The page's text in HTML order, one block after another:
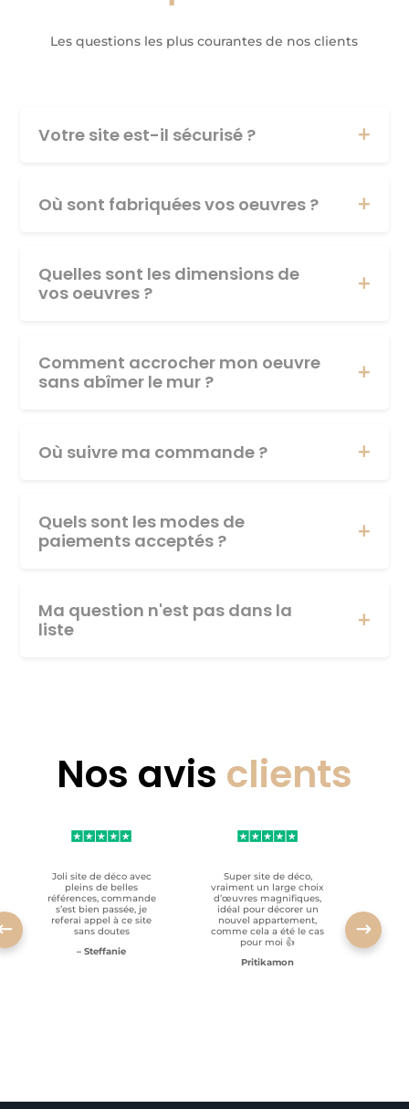
Les questions les plus courantes de nos clients
Votre site est-il sécurisé ?
Où sont fabriquées vos oeuvres ?
Quelles sont les dimensions de
vos oeuvres ?
Comment accrocher mon oeuvre
sans abîmer le mur ?
Où suivre ma commande ?
Quels sont les modes de
paiements acceptés ?
Ma question n'est pas dans la
liste
Nos avis clients
Joli site de déco avec
pleins de belles
références, commande
s’est bien passée, je
referai appel à ce site
sans doutes
– Steffanie
Super site de déco,
vraiment un large choix
d’œuvres magnifiques,
idéal pour décorer un
nouvel appartement,
comme cela a été le cas
pour moi 👍
Pritikamon